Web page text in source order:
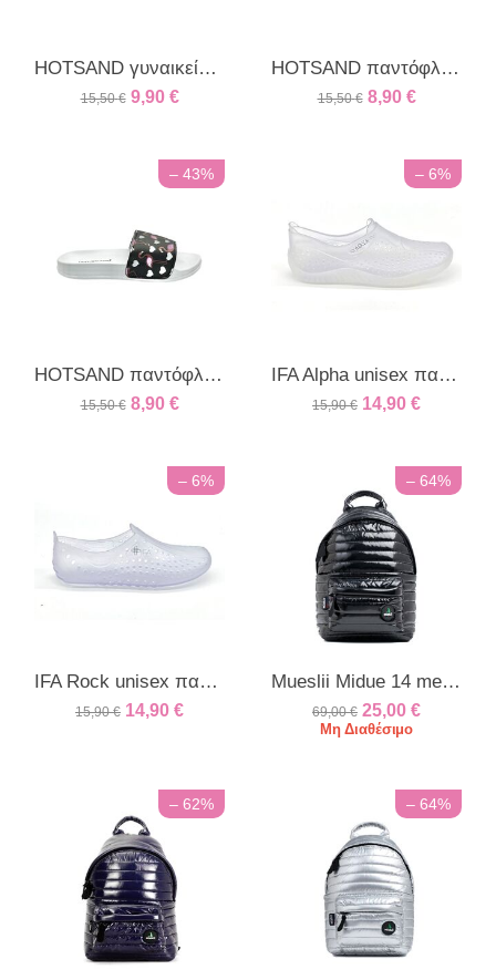
HOTSAND γυναικείο πέδιλο μπλε
15,50 € 9,90 €
HOTSAND παντόφλες για κορίτσια pink
15,50 € 8,90 €
– 43%
HOTSAND παντόφλες για κορίτσια white
15,50 € 8,90 €
– 6%
IFA Alpha unisex παπούτσι θαλάσσης διάφανο
15,90 € 14,90 €
– 6%
IFA Rock unisex παπούτσι θαλάσσης διάφανο
15,90 € 14,90 €
– 64%
Mueslii Midue 14 metal black
69,00 € 25,00 €
Μη Διαθέσιμο
– 62% – 64%